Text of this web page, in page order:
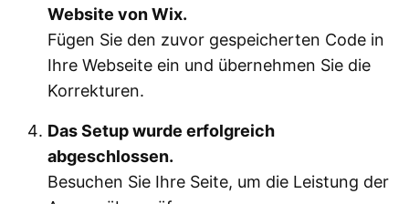
Website von Wix.
Fügen Sie den zuvor gespeicherten Code in
Ihre Webseite ein und übernehmen Sie die
Korrekturen.
Das Setup wurde erfolgreich
abgeschlossen.
Besuchen Sie Ihre Seite, um die Leistung der